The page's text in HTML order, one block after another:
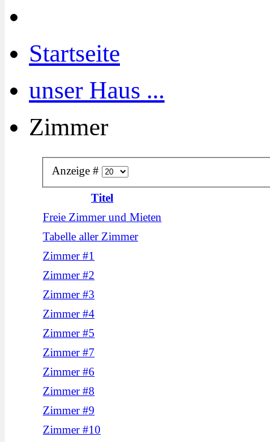
Startseite
unser Haus ...
Zimmer
Anzeige #
Titel
Freie Zimmer und Mieten
Tabelle aller Zimmer
Zimmer #1
Zimmer #2
Zimmer #3
Zimmer #4
Zimmer #5
Zimmer #7
Zimmer #6
Zimmer #8
Zimmer #9
Zimmer #10